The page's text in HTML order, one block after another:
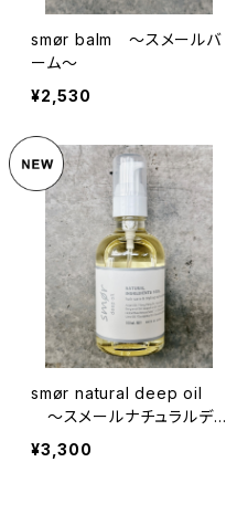
smør balm 〜スメールバ
ーム〜
¥2,530
smør natural deep oil
〜スメールナチュラルディ
ープオイル〜
¥3,300